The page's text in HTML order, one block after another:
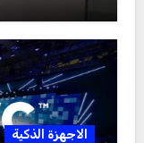
الاجهزة الذكية